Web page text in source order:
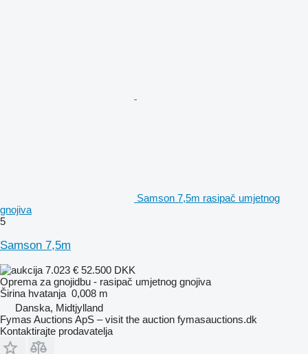
Samson 7,5m rasipač umjetnog
gnojiva
5
Samson 7,5m
7.023 € 52.500 DKK
Oprema za gnojidbu - rasipač umjetnog gnojiva
Širina hvatanja 0,008 m
Danska, Midtjylland
Fymas Auctions ApS – visit the auction fymasauctions.dk
Kontaktirajte prodavatelja